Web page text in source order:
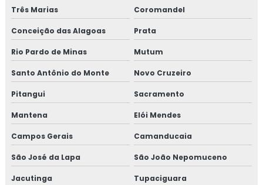
Treinamento em análise e diagnóstico de cultura
organizacional
Treinamento em análise sensorial
Treinamento em atualização do manual de bpf
Treinamento em auditoria de fornecedores
Treinamento em auditoria interna
Treinamento em auditoria interna da norma FSSC 22000
Três Marias Coromandel
Conceição das Alagoas Prata
Rio Pardo de Minas Mutum
Santo Antônio do Monte Novo Cruzeiro
Pitangui Sacramento
Mantena Elói Mendes
Campos Gerais Camanducaia
São José da Lapa São João Nepomuceno
Jacutinga Tupaciguara